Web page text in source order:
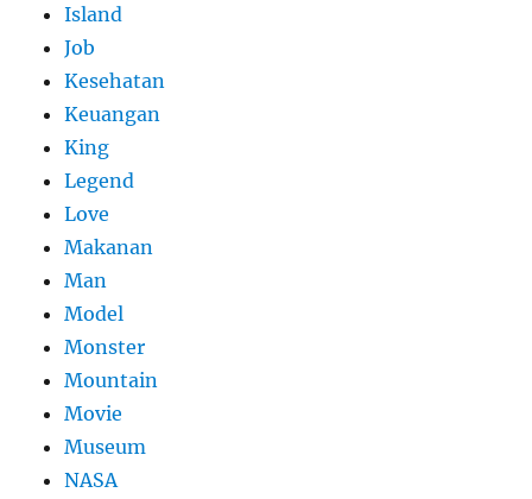
Island
Job
Kesehatan
Keuangan
King
Legend
Love
Makanan
Man
Model
Monster
Mountain
Movie
Museum
NASA